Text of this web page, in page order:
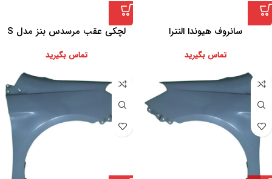
سانروف هیوندا النترا
تماس بگیرید
لچکی عقب مرسدس بنز مدل S
تماس بگیرید